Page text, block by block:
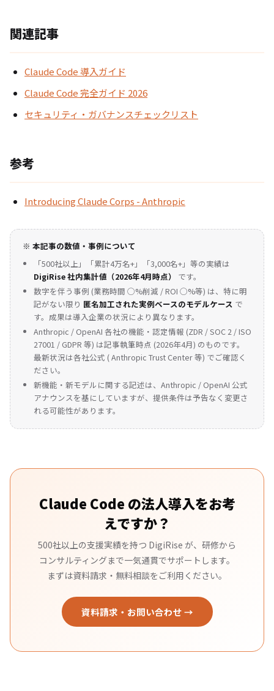
関連記事
Claude Code 導入ガイド
Claude Code 完全ガイド 2026
セキュリティ・ガバナンスチェックリスト
参考
Introducing Claude Corps - Anthropic
※ 本記事の数値・事例について
「500社以上」「累計4万名+」「3,000名+」等の実績は
DigiRise 社内集計値（2026年4月時点）
です。
数字を伴う事例 (業務時間 ◯%削減 / ROI ◯%等) は、特に明
記がない限り 匿名加工された実例ベースのモデルケース で
す。成果は導入企業の状況により異なります。
Anthropic / OpenAI 各社の機能・認定情報 (ZDR / SOC 2 / ISO
27001 / GDPR 等) は記事執筆時点 (2026年4月) のものです。
最新状況は各社公式 (Anthropic Trust Center等) でご確認く
ださい。
新機能・新モデルに関する記述は、Anthropic / OpenAI 公式
アナウンスを基にしていますが、提供条件は予告なく変更さ
れる可能性があります。
Claude Code の法人導入をお考
えですか？
500社以上の支援実績を持つ DigiRise が、研修から
コンサルティングまで一気通貫でサポートします。
まずは資料請求・無料相談をご利用ください。
資料請求・お問い合わせ →